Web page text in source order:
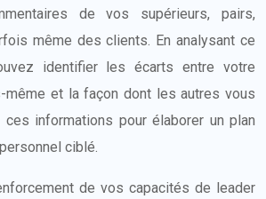
de vos supérieurs, pairs,
même des clients. En analysant ce
identifier les écarts entre votre
même et la façon dont les autres vous
informations pour élaborer un plan
ciblé.
de vos capacités de leader